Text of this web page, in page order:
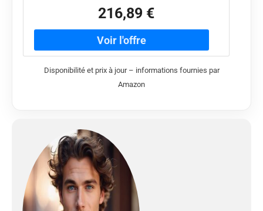
216,89 €
Disponibilité et prix à jour – informations fournies par
Amazon